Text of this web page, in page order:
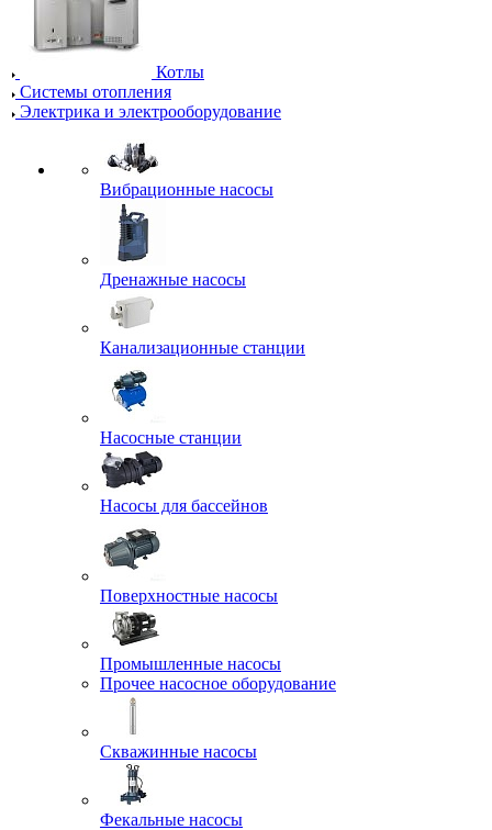
Котлы
Системы отопления
Электрика и электрооборудование
Вибрационные насосы
Дренажные насосы
Канализационные станции
Насосные станции
Насосы для бассейнов
Поверхностные насосы
Промышленные насосы
Прочее насосное оборудование
Скважинные насосы
Фекальные насосы